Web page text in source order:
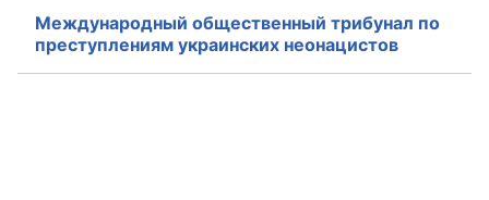
Международный общественный трибунал по
преступлениям украинских неонацистов